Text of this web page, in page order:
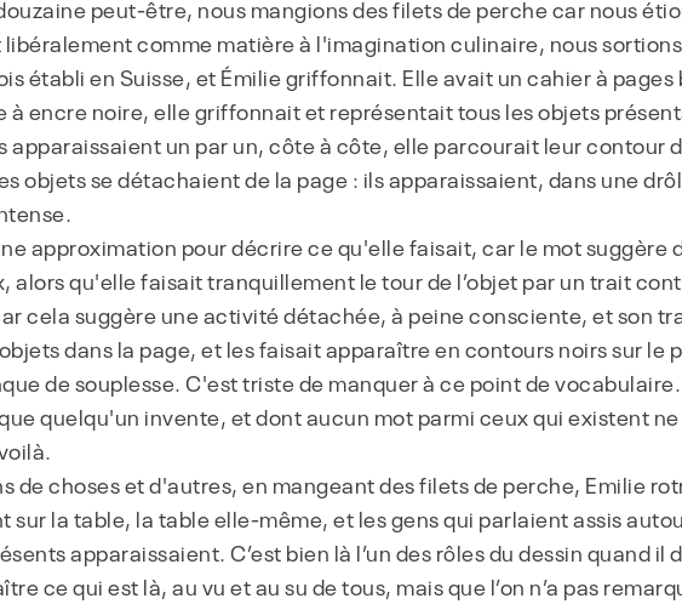
peut-être, nous mangions des filets de perche car nous
comme matière à l'imagination culinaire, nous
établi en Suisse, et Émilie griffonnait. Elle avait un cahier à
à encre noire, elle griffonnait et représentait tous les objets
apparaissaient un par un, côte à côte, elle parcourait leur contour
objets se détachaient de la page : ils apparaissaient, dans une
approximation pour décrire ce qu'elle faisait, car le mot suggère
alors qu'elle faisait tranquillement le tour de l’objet par un trait
cela suggère une activité détachée, à peine consciente, et son
dans la page, et les faisait apparaître en contours noirs sur le
de souplesse. C'est triste de manquer à ce point de
quelqu'un invente, et dont aucun mot parmi ceux qui existent
de choses et d'autres, en mangeant des filets de perche, Emilie
sur la table, la table elle-même, et les gens qui parlaient assis
apparaissaient. C’est bien là l’un des rôles du dessin quand il
ce qui est là, au vu et au su de tous, mais que l’on n’a pas